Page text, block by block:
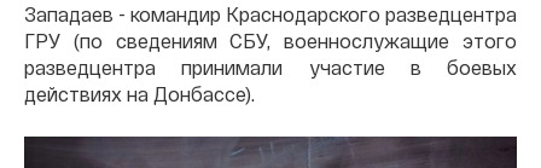
Западаев - командир Краснодарского разведцентра
ГРУ (по сведениям СБУ, военнослужащие этого
разведцентра принимали участие в боевых
действиях на Донбассе).